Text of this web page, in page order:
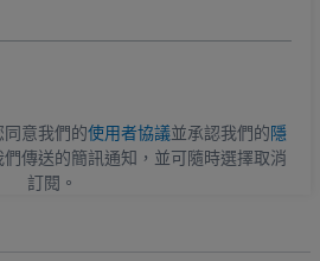
意我們的使用者協議並承認我們的隱
們傳送的簡訊通知，並可隨時選擇取消
訂閱。